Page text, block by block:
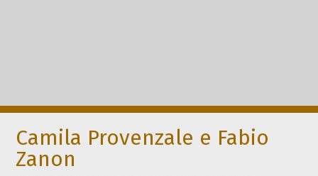
Camila Provenzale e Fabio
Zanon